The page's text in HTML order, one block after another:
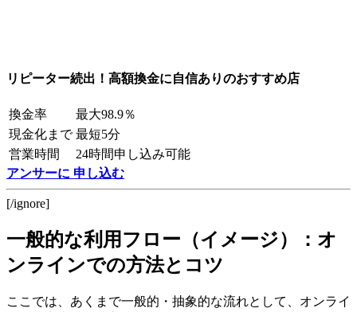
リピーター続出！高額換金に自信ありのおすすめ店
換金率
最大98.9％
現金化まで 最短5分
営業時間
24時間申し込み可能
アンサーに 申し込む
[/ignore]
一般的な利用フロー（イメージ）：オ
ンラインでの方法とコツ
ここでは、あくまで一般的・抽象的な流れとして、オンライ